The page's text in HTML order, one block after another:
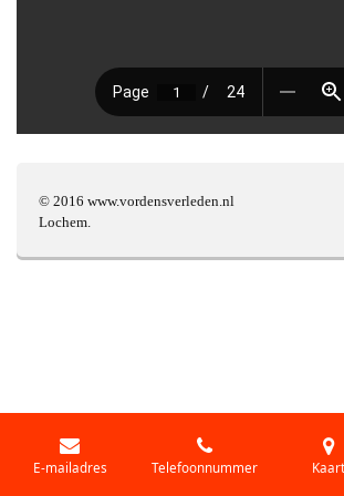
© 2016 www.vordensverleden.nl ©
Lochem.
E-mailadres Telefoonnummer Kaart